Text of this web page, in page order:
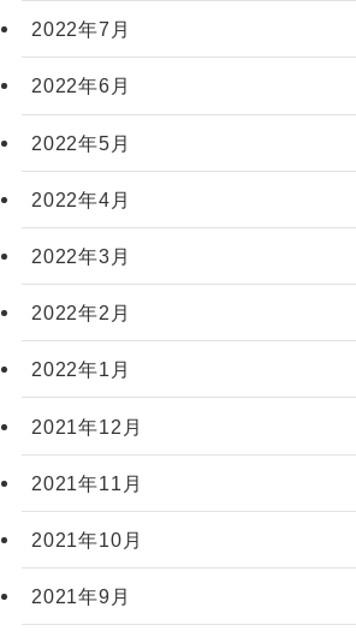
2022年7月
2022年6月
2022年5月
2022年4月
2022年3月
2022年2月
2022年1月
2021年12月
2021年11月
2021年10月
2021年9月